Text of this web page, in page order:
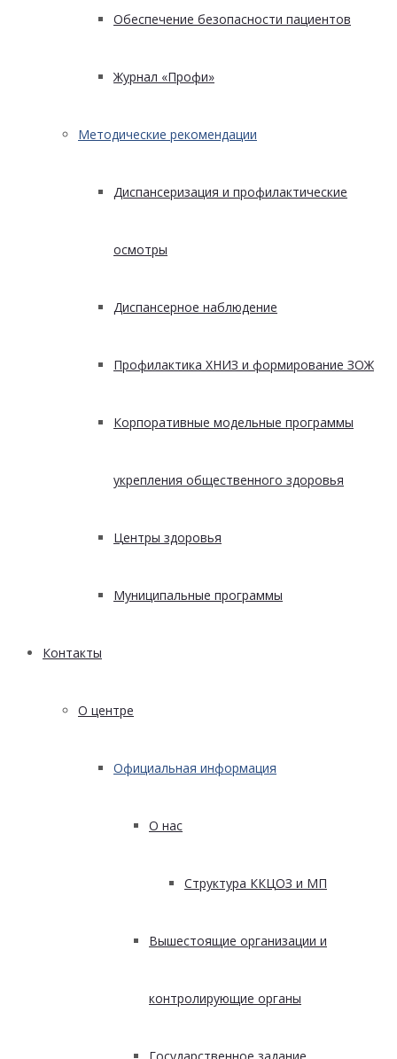
Обеспечение безопасности пациентов
Журнал «Профи»
Методические рекомендации
Диспансеризация и профилактические
осмотры
Диспансерное наблюдение
Профилактика ХНИЗ и формирование ЗОЖ
Корпоративные модельные программы
укрепления общественного здоровья
Центры здоровья
Муниципальные программы
Контакты
О центре
Официальная информация
О нас
Структура ККЦОЗ и МП
Вышестоящие организации и
контролирующие органы